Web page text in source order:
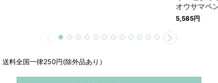
オウサマペ
5,585円
送料全国一律250円(除外品あり）